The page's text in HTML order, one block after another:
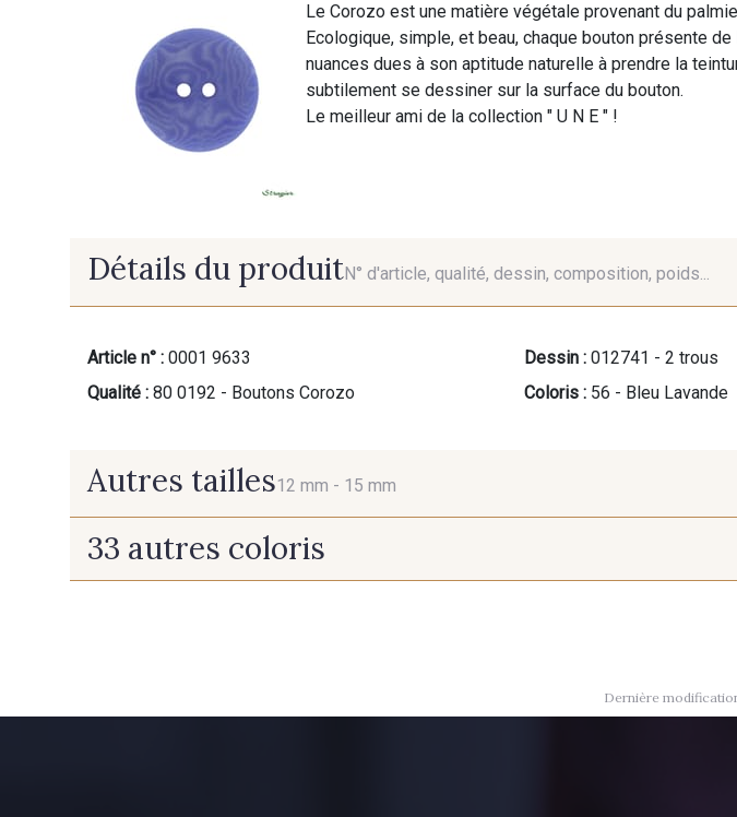
Le Corozo est une matière végétale provenant du
Ecologique, simple, et beau, chaque bouton présente
nuances dues à son aptitude naturelle à prendre la
subtilement se dessiner sur la surface du bouton.
Le meilleur ami de la collection " U N E " !
Détails du produitN° d'article, qualité, dessin, composition, poids...
Article n° : 0001 9633
Qualité : 80 0192 - Boutons Corozo
Dessin : 012741 - 2 trous
Coloris : 56 - Bleu Lavande
Autres tailles12 mm - 15 mm
12 mm
33 autres coloris
Dernière